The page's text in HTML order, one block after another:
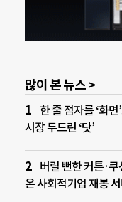
많이 본 뉴스 >
한 줄 점자를 ‘화
시장 두드린 ‘닷’
버릴 뻔한 커튼·
온 사회적기업 재봉